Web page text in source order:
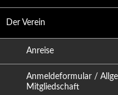
Der Verein
Anreise
Anmeldeformular /
Mitgliedschaft